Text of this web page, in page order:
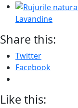
Lavandine
Share this:
Twitter
Facebook
Like this: